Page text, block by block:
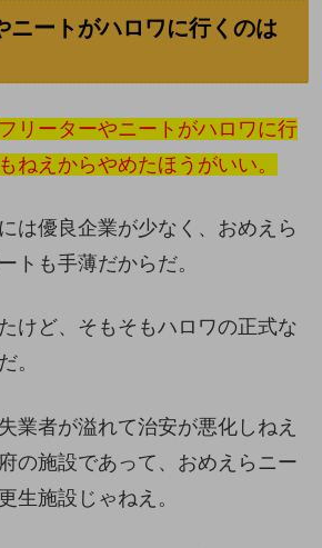
ニートがハロワに行くのは
フリーターやニートがハロワに行
ねえからやめたほうがいい。
は優良企業が少なく、おめえら
トも手薄だからだ。
けど、そもそもハロワの正式な
。
業者が溢れて治安が悪化しねえ
の施設であって、おめえらニー
生施設じゃねえ。